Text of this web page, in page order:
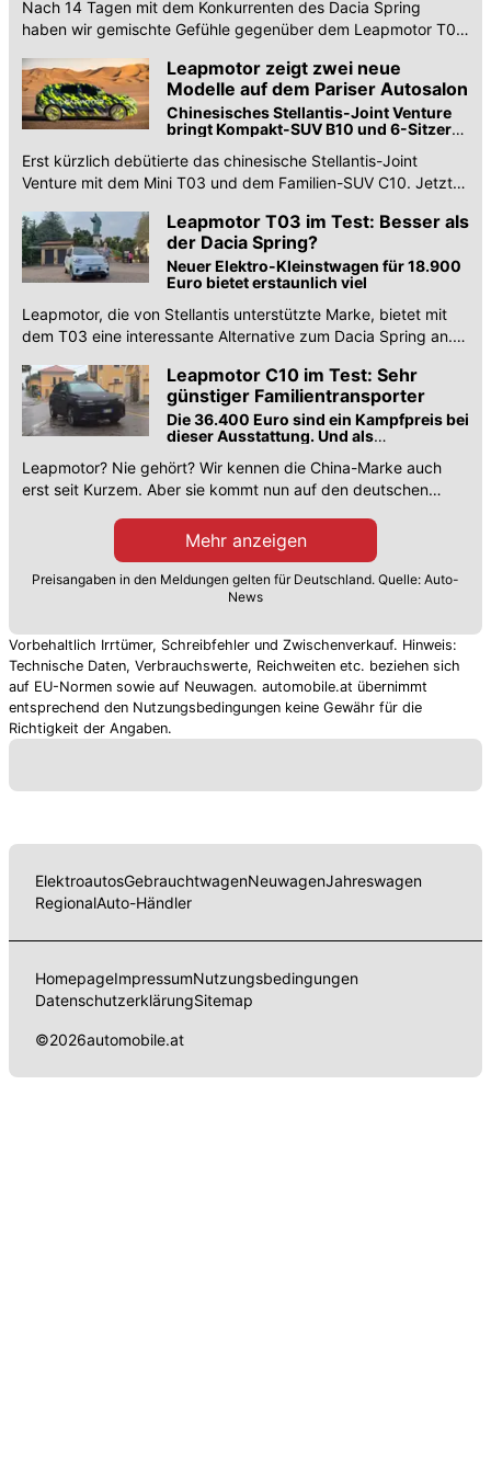
Chinesen ...
Nach 14 Tagen mit dem Konkurrenten des Dacia Spring
haben wir gemischte Gefühle gegenüber dem Leapmotor T03
Leapmotor zeigt zwei neue
Modelle auf dem Pariser Autosalon
Chinesisches Stellantis-Joint Venture
bringt Kompakt-SUV B10 und 6-Sitzer
Erst kürzlich debütierte das chinesische Stellantis-Joint
Venture mit dem Mini T03 und dem Familien-SUV C10. Jetzt
Leapmotor T03 im Test: Besser als
der Dacia Spring?
Neuer Elektro-Kleinstwagen für 18.900
Euro bietet erstaunlich viel
Leapmotor, die von Stellantis unterstützte Marke, bietet mit
dem T03 eine interessante Alternative zum Dacia Spring an.
Leapmotor C10 im Test: Sehr
günstiger Familientransporter
Die 36.400 Euro sind ein Kampfpreis bei
dieser Ausstattung. Und als
Leapmotor? Nie gehört? Wir kennen die China-Marke auch
erst seit Kurzem. Aber sie kommt nun auf den deutschen
Mehr anzeigen
Preisangaben in den Meldungen gelten für Deutschland. Quelle: Auto-
News
Vorbehaltlich Irrtümer, Schreibfehler und Zwischenverkauf. Hinweis:
Technische Daten, Verbrauchswerte, Reichweiten etc. beziehen sich
auf EU-Normen sowie auf Neuwagen. automobile.at übernimmt
entsprechend den Nutzungsbedingungen keine Gewähr für die
Richtigkeit der Angaben.
ElektroautosGebrauchtwagenNeuwagenJahreswagen
RegionalAuto-Händler
HomepageImpressumNutzungsbedingungen
DatenschutzerklärungSitemap
©2026automobile.at